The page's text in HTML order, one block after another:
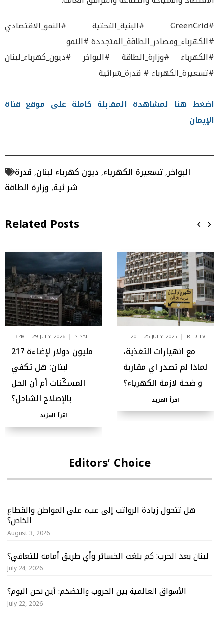
#GreenGrid #البنية_التحتية #النمو_الاقتصادي
#الكهرباء_ومصادر_الطاقة_المتجددة #النمو
#الكهرباء #وزارة_الطاقة #البواخر #ديون_كهرباء_لبنان
#تسعيرة_الكهرباء # قدرة_شرائية
اضغط هنا لمشاهدة المقابلة كاملة على موقع قناة
الإيمان
البواخر,تسعيرة الكهرباء,ديون كهرباء لبنان,قدرة
شرائية,وزارة الطاقة
Related Posts
13:48 | 29 JULY 2026 الجديد
217 مليون دولار لإضاءة
لبنان: هل تكفي
المسكّنات أم أن الحل
بالإصلاح الشامل؟
اقرأ المزيد
11:20 | 25 JULY 2026 RED TV
مع انهيارات التغذية،
لماذا لم تصدر اي مقاربة
واضحة لازمة الكهرباء؟
اقرأ المزيد
Editors’ Choice
هل تتحول زيادة الرواتب إلى عبء على المواطن والقطاع
الخاص؟
August 3, 2026
لبنان بعد الحرب: كم بلغت الخسائر وأي طريق أمامه للتعافي؟
July 24, 2026
الأسواق العالمية بين الحروب والتضخم: أين نحن اليوم؟
July 22, 2026